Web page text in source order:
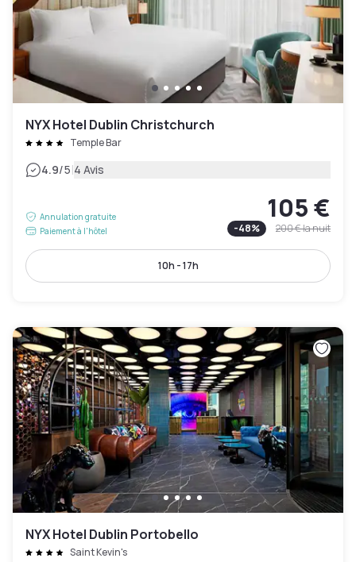
NYX Hotel Dublin Christchurch
Temple Bar
4.9/5|4 Avis
Annulation gratuite
Paiement à l'hôtel
105 €
-48% 200 €la nuit
10h - 17h
NYX Hotel Dublin Portobello
Saint Kevin's